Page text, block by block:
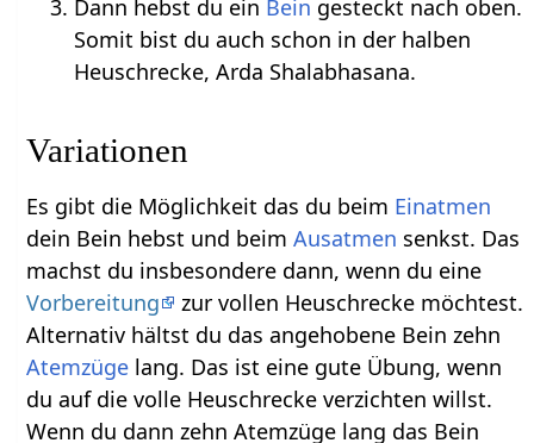
Dann hebst du ein Bein gesteckt nach oben.
Somit bist du auch schon in der halben
Heuschrecke, Arda Shalabhasana.
Variationen
Es gibt die Möglichkeit das du beim Einatmen
dein Bein hebst und beimAusatmen senkst. Das
machst du insbesondere dann, wenn du eine
Vorbereitung
zur vollen Heuschrecke möchtest.
Alternativ hältst du das angehobene Bein zehn
Atemzüge lang. Das ist eine gute Übung, wenn
du auf die volle Heuschrecke verzichten willst.
Wenn du dann zehn Atemzüge lang das Bein